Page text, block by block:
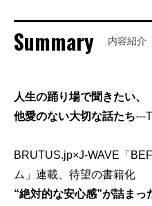
Summary 内容紹介
人生の踊り場で聞きたい、
他愛のない大切な話たち---
BRUTUS.jp×J-WAVE「
ム」連載、待望の書籍化
“絶対的な安心感”が詰まっ